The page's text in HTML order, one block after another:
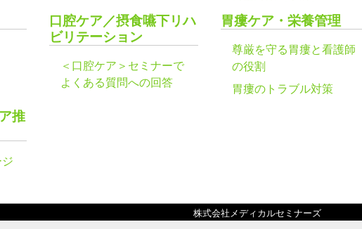
口腔ケア／摂食嚥下リハ
ビリテーション
＜口腔ケア＞セミナーで
よくある質問への回答
胃瘻ケア・栄養管理
尊厳を守る胃瘻と看護師
の役割
胃瘻のトラブル対策
推
株式会社メディカルセミナーズ